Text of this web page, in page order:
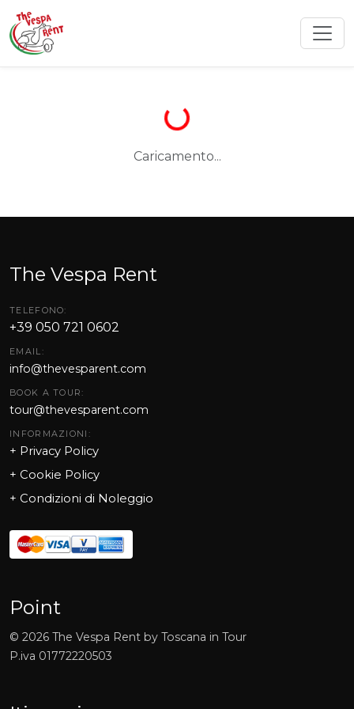
Caricamento...
The Vespa Rent
TELEFONO:
+39 050 721 0602
EMAIL:
info@thevesparent.com
BOOK A TOUR:
tour@thevesparent.com
INFORMAZIONI:
+ Privacy Policy
+ Cookie Policy
+ Condizioni di Noleggio
Point
© 2026 The Vespa Rent by Toscana in Tour
P.iva 01772220503